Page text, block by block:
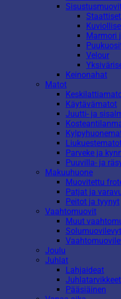
Marmori
Velour
Keinonahat
Matot
Käytävämatot
Juutti- ja
Parveke ja
Puuvilla- ja
Makuuhuone
Muovitettu
Patjat ja
Peitot ja tyynyt
Vaahtomuovit
Muut
Solumuovilevyt
Joulu
Juhlat
Lahjaideat
Juhlatarvikkeet
Pääsiäinen